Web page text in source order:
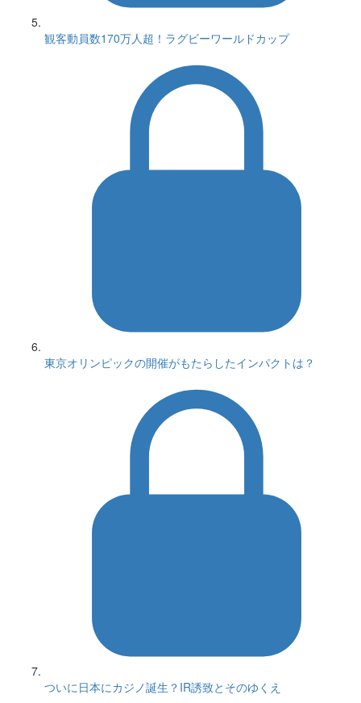
観客動員数170万人超！ラグビーワールドカップ
東京オリンピックの開催がもたらしたインパクトは？
ついに日本にカジノ誕生？IR誘致とそのゆくえ